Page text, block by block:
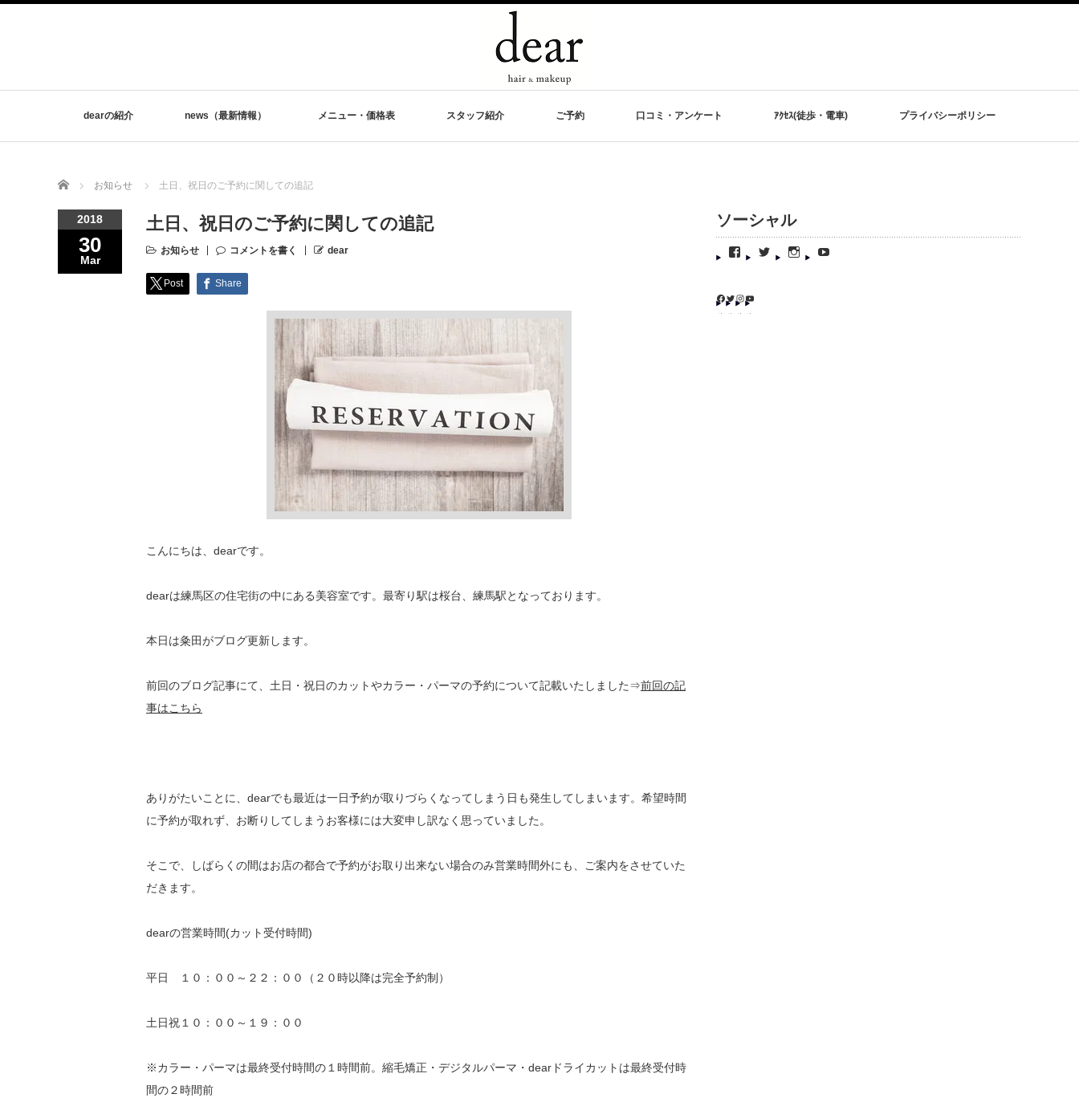
dearの紹介 news（最新情報） メニュー・価格表 スタッフ紹介 ご予約 口コミ・アンケート ｱｸｾｽ(徒歩・電車) プライバシーポリシー
Home お知らせ 土日、祝日のご予約に関しての追記
2018
30
Mar
土日、祝日のご予約に関しての追記
お知らせ コメントを書く dear
Post Share
こんにちは、dearです。
dearは練馬区の住宅街の中にある美容室です。最寄り駅は桜台、練馬駅となっております。
本日は粂田がブログ更新します。
前回のブログ記事にて、土日・祝日のカットやカラー・パーマの予約について記載いたしました⇒前回の記
事はこちら
ありがたいことに、dearでも最近は一日予約が取りづらくなってしまう日も発生してしまいます。希望時間
に予約が取れず、お断りしてしまうお客様には大変申し訳なく思っていました。
そこで、しばらくの間はお店の都合で予約がお取り出来ない場合のみ営業時間外にも、ご案内をさせていた
だきます。
dearの営業時間(カット受付時間)
平日 １０：００～２２：００（２０時以降は完全予約制）
土日祝１０：００～１９：００
※カラー・パーマは最終受付時間の１時間前。縮毛矯正・デジタルパーマ・dearドライカットは最終受付時
間の２時間前
ソーシャル